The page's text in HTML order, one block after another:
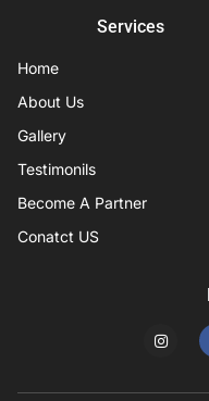
Services
Home
About Us
Gallery
Testimonils
Become A Partner
Conatct US
I
n
a